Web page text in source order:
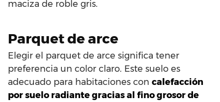
maciza de roble gris.
Parquet de arce
Elegir el parquet de arce significa tener
preferencia un color claro. Este suelo es
adecuado para habitaciones con calefacción
por suelo radiante gracias al fino grosor de